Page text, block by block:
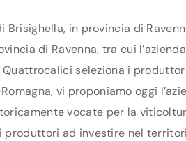
Brisighella, in provincia di
di Ravenna, tra cui
seleziona i
vi proponiamo oggi
vocate per la
ad investire nel